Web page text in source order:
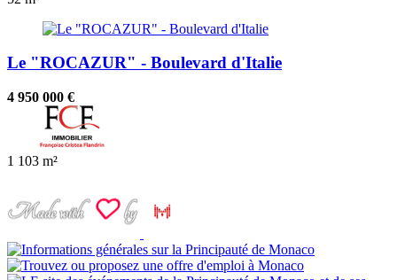
Le "ROCAZUR" - Boulevard d'Italie
4 950 000 €
1 103 m²